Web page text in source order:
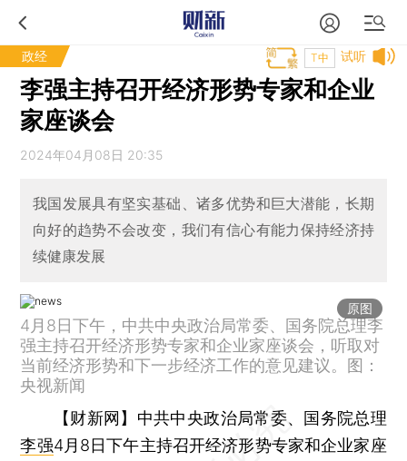
政经 试听
T中
李强主持召开经济形势专家和企业
家座谈会
2024年04月08日 20:35
我国发展具有坚实基础、诸多优势和巨大潜能，长期
向好的趋势不会改变，我们有信心有能力保持经济持
续健康发展
原图
4月8日下午，中共中央政治局常委、国务院总理李
强主持召开经济形势专家和企业家座谈会，听取对
当前经济形势和下一步经济工作的意见建议。图：
央视新闻
【财新网】 中共中央政治局常委、国务院总理
李强4月8日下午主持召开经济形势专家和企业家座